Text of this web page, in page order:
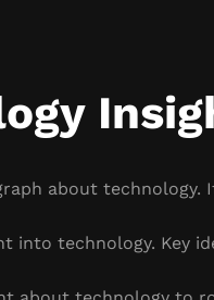
about technology.
into technology. Key